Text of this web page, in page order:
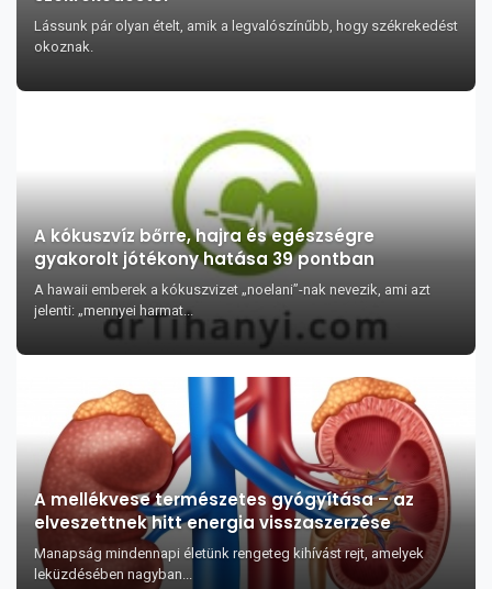
Lássunk pár olyan ételt, amik a legvalószínűbb, hogy székrekedést
okoznak.
A kókuszvíz bőrre, hajra és egészségre
gyakorolt jótékony hatása 39 pontban
A hawaii emberek a kókuszvizet „noelani”-nak nevezik, ami azt
jelenti: „mennyei harmat...
A mellékvese természetes gyógyítása – az
elveszettnek hitt energia visszaszerzése
Manapság mindennapi életünk rengeteg kihívást rejt, amelyek
leküzdésében nagyban...